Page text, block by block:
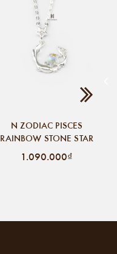
N ZODIAC PISCES
RAINBOW STONE STAR
1.090.000₫